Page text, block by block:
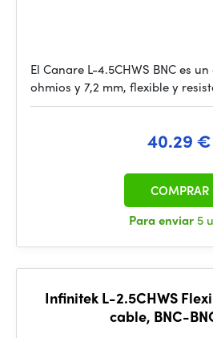
El Canare L-4.5CHWS BNC es
ohmios y 7,2 mm, flexible y
40.29 €
Para enviar 5
COMPRAR
Infinitek L-2.5CHWS
cable, BNC-